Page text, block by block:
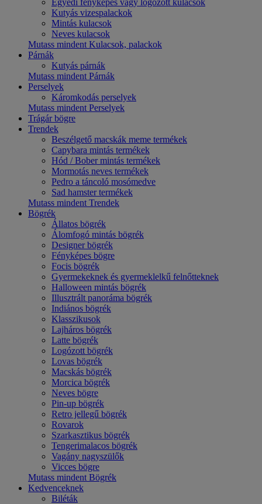
Egyedi fényképes vagy logózott kulacsok
Kutyás vizespalackok
Mintás kulacsok
Neves kulacsok
Mutass mindent Kulacsok, palackok
Párnák
Kutyás párnák
Mutass mindent Párnák
Perselyek
Káromkodás perselyek
Mutass mindent Perselyek
Trágár bögre
Trendek
Beszélgető macskák meme termékek
Capybara mintás termékek
Hód / Bober mintás termékek
Mormotás neves termékek
Pedro a táncoló mosómedve
Sad hamster termékek
Mutass mindent Trendek
Bögrék
Állatos bögrék
Álomfogó mintás bögrék
Designer bögrék
Fényképes bögre
Focis bögrék
Gyermekeknek és gyermeklelkű felnőtteknek
Halloween mintás bögrék
Illusztrált panoráma bögrék
Indiános bögrék
Klasszikusok
Lajháros bögrék
Latte bögrék
Logózott bögrék
Lovas bögrék
Macskás bögrék
Morcica bögrék
Neves bögre
Pin-up bögrék
Retro jellegű bögrék
Rovarok
Szarkasztikus bögrék
Tengerimalacos bögrék
Vagány nagyszülők
Vicces bögre
Mutass mindent Bögrék
Kedvenceknek
Biléták